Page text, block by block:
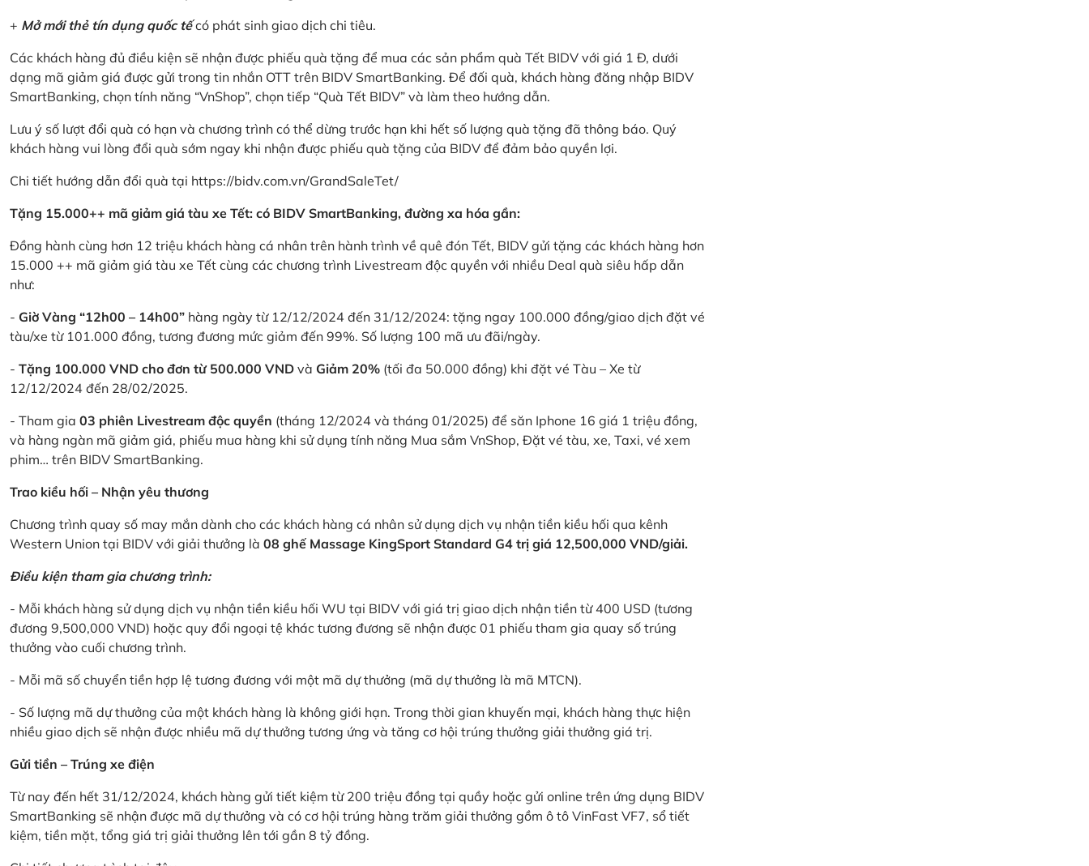
+ Mở mới thẻ tín dụng quốc tếcó phát sinh giao dịch chi tiêu.
Các khách hàng đủ điều kiện sẽ nhận được phiếu quà tặng để mua các sản phẩm quà Tết BIDV với giá 1 Đ, dưới
dạng mã giảm giá được gửi trong tin nhắn OTT trên BIDV SmartBanking. Để đối quà, khách hàng đăng nhập BIDV
SmartBanking, chọn tính năng “VnShop”, chọn tiếp “Quà Tết BIDV” và làm theo hướng dẫn.
Lưu ý số lượt đổi quà có hạn và chương trình có thể dừng trước hạn khi hết số lượng quà tặng đã thông báo. Quý
khách hàng vui lòng đổi quà sớm ngay khi nhận được phiếu quà tặng của BIDV để đảm bảo quyền lợi.
Chi tiết hướng dẫn đổi quà tại https://bidv.com.vn/GrandSaleTet/
Tặng 15.000++ mã giảm giá tàu xe Tết: có BIDV SmartBanking, đường xa hóa gần:
Đồng hành cùng hơn 12 triệu khách hàng cá nhân trên hành trình về quê đón Tết, BIDV gửi tặng các khách hàng hơn
15.000 ++ mã giảm giá tàu xe Tết cùng các chương trình Livestream độc quyền với nhiều Deal quà siêu hấp dẫn
như:
- Giờ Vàng “12h00 – 14h00” hàng ngày từ 12/12/2024 đến 31/12/2024: tặng ngay 100.000 đồng/giao dịch đặt vé
tàu/xe từ 101.000 đồng, tương đương mức giảm đến 99%. Số lượng 100 mã ưu đãi/ngày.
- Tặng 100.000 VND cho đơn từ 500.000 VND và Giảm 20% (tối đa 50.000 đồng) khi đặt vé Tàu – Xe từ
12/12/2024 đến 28/02/2025.
- Tham gia 03 phiên Livestream độc quyền (tháng 12/2024 và tháng 01/2025) để săn Iphone 16 giá 1 triệu đồng,
và hàng ngàn mã giảm giá, phiếu mua hàng khi sử dụng tính năng Mua sắm VnShop, Đặt vé tàu, xe, Taxi, vé xem
phim… trên BIDV SmartBanking.
Trao kiều hối – Nhận yêu thương
Chương trình quay số may mắn dành cho các khách hàng cá nhân sử dụng dịch vụ nhận tiền kiều hối qua kênh
Western Union tại BIDV với giải thưởng là 08 ghế Massage KingSport Standard G4 trị giá 12,500,000 VND/giải.
Điều kiện tham gia chương trình:
- Mỗi khách hàng sử dụng dịch vụ nhận tiền kiều hối WU tại BIDV với giá trị giao dịch nhận tiền từ 400 USD (tương
đương 9,500,000 VND) hoặc quy đổi ngoại tệ khác tương đương sẽ nhận được 01 phiếu tham gia quay số trúng
thưởng vào cuối chương trình.
- Mỗi mã số chuyển tiền hợp lệ tương đương với một mã dự thưởng (mã dự thưởng là mã MTCN).
- Số lượng mã dự thưởng của một khách hàng là không giới hạn. Trong thời gian khuyến mại, khách hàng thực hiện
nhiều giao dịch sẽ nhận được nhiều mã dự thưởng tương ứng và tăng cơ hội trúng thưởng giải thưởng giá trị.
Gửi tiền – Trúng xe điện
Từ nay đến hết 31/12/2024, khách hàng gửi tiết kiệm từ 200 triệu đồng tại quầy hoặc gửi online trên ứng dụng BIDV
SmartBanking sẽ nhận được mã dự thưởng và có cơ hội trúng hàng trăm giải thưởng gồm ô tô VinFast VF7, sổ tiết
kiệm, tiền mặt, tổng giá trị giải thưởng lên tới gần 8 tỷ đồng.